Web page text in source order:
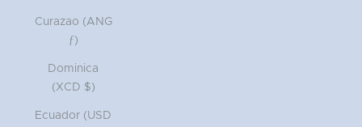
Curazao (ANG
ƒ)
Dominica
(XCD $)
Ecuador (USD